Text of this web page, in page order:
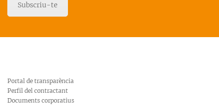
Subscriu-te
Portal de transparència
Perfil del contractant
Documents corporatius